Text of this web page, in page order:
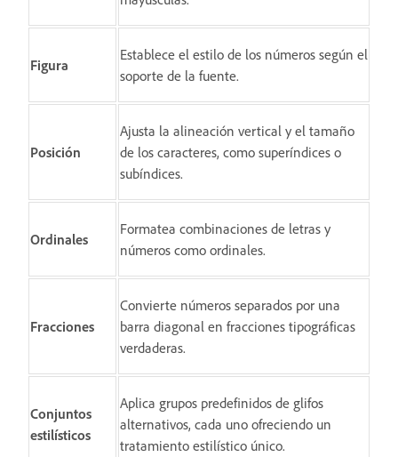
Figura
Establece el estilo de los números según el
soporte de la fuente.
Posición
Ajusta la alineación vertical y el tamaño
de los caracteres, como superíndices o
subíndices.
Ordinales
Formatea combinaciones de letras y
números como ordinales.
Fracciones
Convierte números separados por una
barra diagonal en fracciones tipográficas
verdaderas.
Conjuntos
estilísticos
Aplica grupos predefinidos de glifos
alternativos, cada uno ofreciendo un
tratamiento estilístico único.